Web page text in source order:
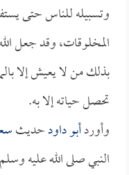
وتسبيله للناس حتى
المخلوقات، وقد جعل
بذلك من لا يعيش إلا
تحصل حياته إلا به.
وأوردأبو داودحديث
النبي صلى الله عليه